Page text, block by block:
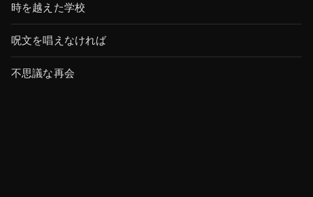
時を越えた学校
呪文を唱えなければ
不思議な再会